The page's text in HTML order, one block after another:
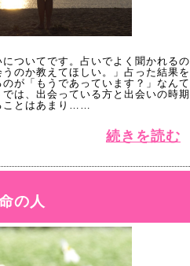
ついてです。占いでよく聞かれるの
のか教えてほしい。」占った結果を
が「もうであっています？」なんて
は、出会っている方と出会いの時期
ことはあまり……
続きを読む
の人